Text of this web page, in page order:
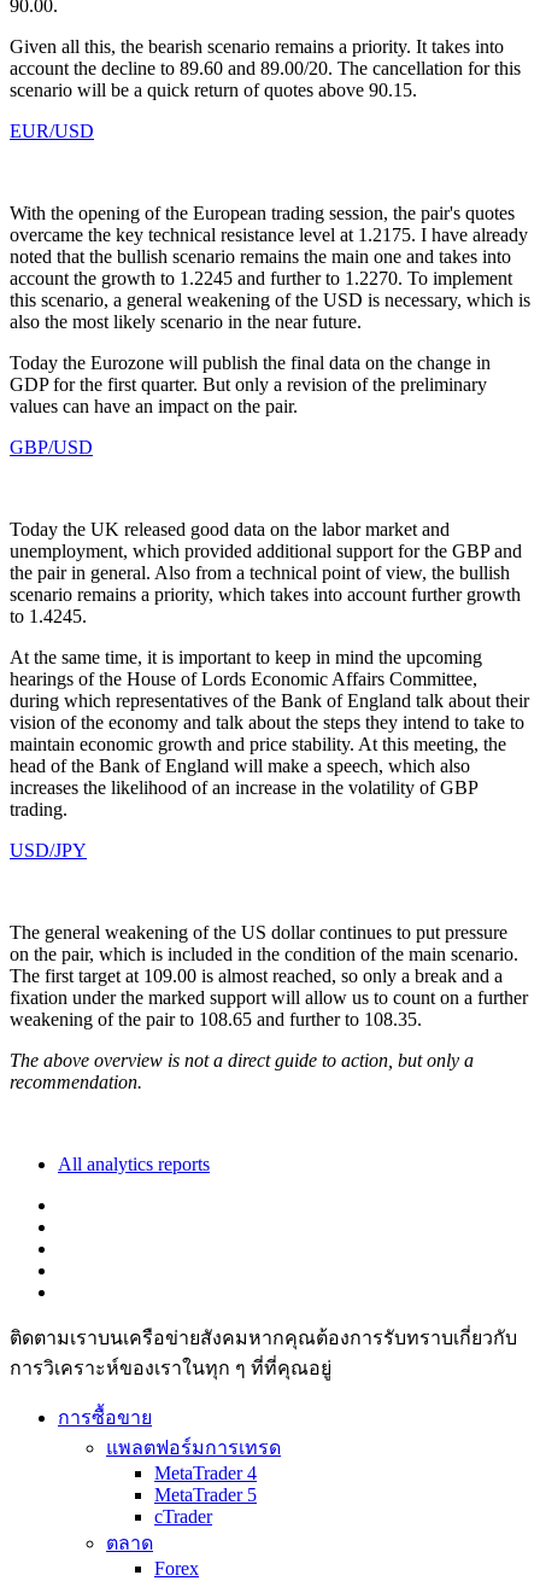
90.00.
Given all this, the bearish scenario remains a priority. It takes into
account the decline to 89.60 and 89.00/20. The cancellation for this
scenario will be a quick return of quotes above 90.15.
EUR/USD
With the opening of the European trading session, the pair's quotes
overcame the key technical resistance level at 1.2175. I have already
noted that the bullish scenario remains the main one and takes into
account the growth to 1.2245 and further to 1.2270. To implement
this scenario, a general weakening of the USD is necessary, which is
also the most likely scenario in the near future.
Today the Eurozone will publish the final data on the change in
GDP for the first quarter. But only a revision of the preliminary
values can have an impact on the pair.
GBP/USD
Today the UK released good data on the labor market and
unemployment, which provided additional support for the GBP and
the pair in general. Also from a technical point of view, the bullish
scenario remains a priority, which takes into account further growth
to 1.4245.
At the same time, it is important to keep in mind the upcoming
hearings of the House of Lords Economic Affairs Committee,
during which representatives of the Bank of England talk about their
vision of the economy and talk about the steps they intend to take to
maintain economic growth and price stability. At this meeting, the
head of the Bank of England will make a speech, which also
increases the likelihood of an increase in the volatility of GBP
trading.
USD/JPY
The general weakening of the US dollar continues to put pressure
on the pair, which is included in the condition of the main scenario.
The first target at 109.00 is almost reached, so only a break and a
fixation under the marked support will allow us to count on a further
weakening of the pair to 108.65 and further to 108.35.
The above overview is not a direct guide to action, but only a
recommendation.
All analytics reports
ติดตามเราบนเครือข่ายสังคมหากคุณต้องการรับทราบเกี่ยวกับ
การวิเ­คราะห์ของเราในทุก ๆ ที่ที่คุณอยู่
การซื้อขาย
แพลตฟอร์มการเทรด
MetaTrader 4
MetaTrader 5
cTrader
ตลาด
Forex